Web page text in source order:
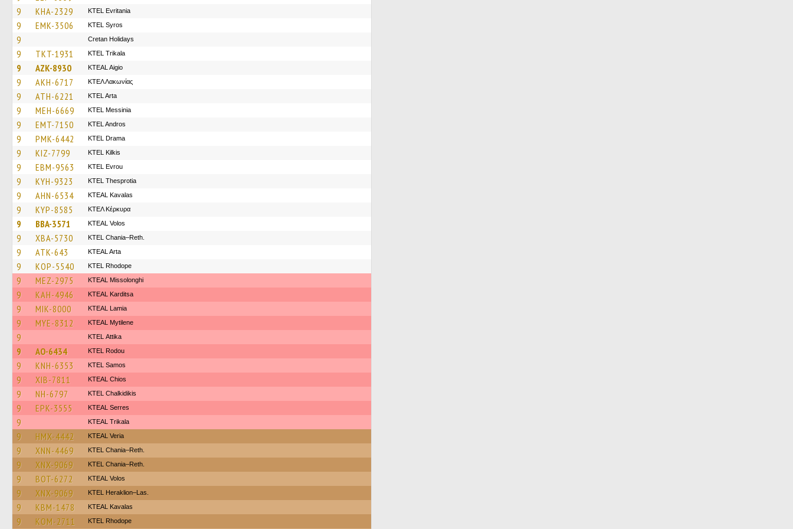
9
KHA-2329 ΚΤΕL Evritania
9 EMK-3506 KTEL Syros
9 Cretan Holidays
9 TKT-1931 ΚΤΕL Τrikala
9 AZK-8930 KTEAL Aigio
9 AKH-6717 ΚΤΕΛ Λακωνίας
9 ATH-6221 KTEL Arta
9 MEH-6669 KTEL Messinia
9 EMT-7150 KTEL Andros
9 PMK-6442 KTEL Drama
9 KIZ-7799 KTEL Kilkis
9 EBM-9563 KTEL Evrou
9 KYH-9323 KTEL Thesprotia
9 AHN-6534 KTEAL Kavalas
9 KYP-8585 ΚΤΕΛ Κέρκυρα
9 BBA-3571 KTEAL Volos
9 XBA-5730 KTEL Chania–Reth.
9 ATK-643 KTEAL Arta
9 KOP-5540 KTEL Rhodope
9 MEZ-2975 KTEAL Missolonghi
9 KAH-4946 KTEAL Karditsa
9 MIK-8000 KTEAL Lamia
9 MYE-8312 KTEAL Mytilene
9 KΤΕL Αttika
9 AO-6434 ΚΤΕL Rodou
9 KNH-6353 KTEL Samos
9 XIB-7811 KTEAL Chios
9 NH-6797 ΚΤΕL Chalkidikis
9 EPK-3555 KTEAL Serres
9 KTEAL Trikala
9 HMX-4442 KTEAL Veria
9 XNN-4469 KTEL Chania–Reth.
9 XNX-9069 KTEL Chania–Reth.
9 BOT-6272 KTEAL Volos
9 XNX-9069 KTEL Heraklion–Las.
9 KBM-1478 KTEAL Kavalas
9 KOM-2711 KTEL Rhodope